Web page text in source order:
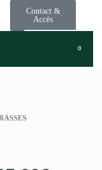
Contact &
Accès
0